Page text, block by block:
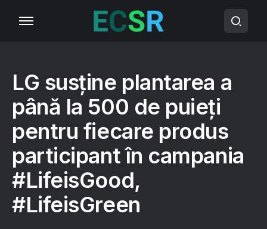
LG susține plantarea a
până la 500 de puieți
pentru fiecare produs
participant în campania
#LifeisGood,
#LifeisGreen